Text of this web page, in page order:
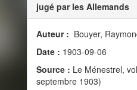
jugé par les Allemands
Auteur : Bouyer,
Date : 1903-09-06
Source : Le Ménestrel,
septembre 1903)